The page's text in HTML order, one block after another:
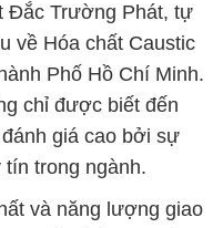
Đắc Trường Phát, tự
về Hóa chất Caustic
Phố Hồ Chí Minh.
chỉ được biết đến
giá cao bởi sự
tín trong ngành.
và năng lượng giao